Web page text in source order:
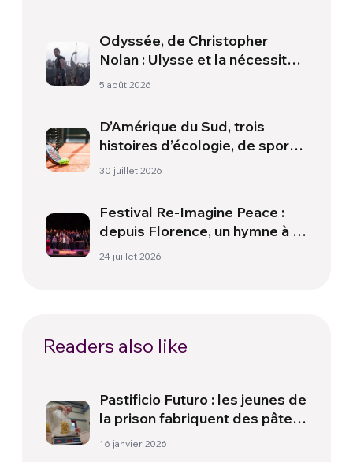
Odyssée, de Christopher
Nolan : Ulysse et la nécessité
d’une nouvelle aube
5 août 2026
D’Amérique du Sud, trois
histoires d’écologie, de sport
et de santé
30 juillet 2026
Festival Re-Imagine Peace :
depuis Florence, un hymne à la
paix
24 juillet 2026
Readers also like
Pastificio Futuro : les jeunes de
la prison fabriquent des pâtes,
mais aussi une seconde
16 janvier 2026